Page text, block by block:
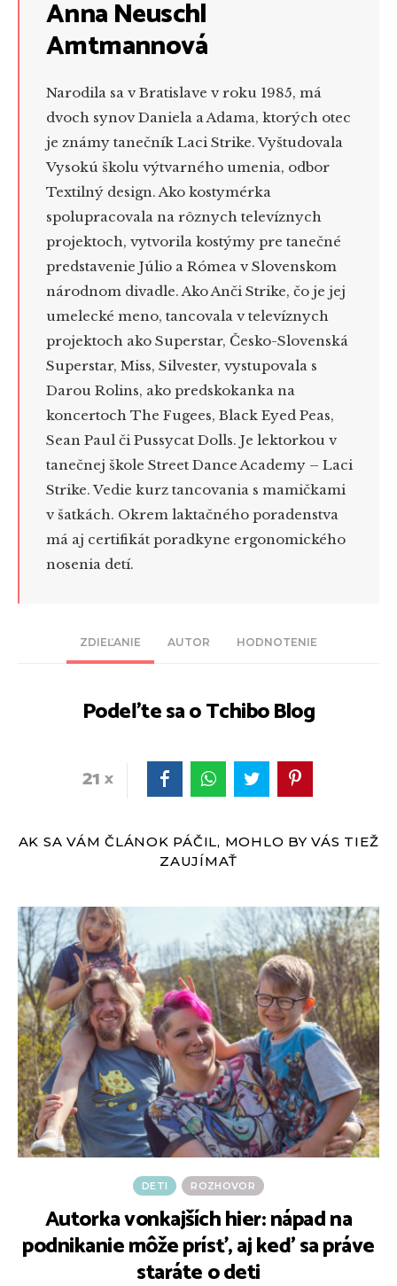
ZDIEĽANIE AUTOR HODNOTENIE
Podeľte sa o Tchibo Blog
21
Anna Neuschl
Amtmannová
Narodila sa v Bratislave v roku 1985, má
dvoch synov Daniela a Adama, ktorých otec
je známy tanečník Laci Strike. Vyštudovala
Vysokú školu výtvarného umenia, odbor
Textilný design. Ako kostymérka
spolupracovala na rôznych televíznych
projektoch, vytvorila kostýmy pre tanečné
predstavenie Júlio a Rómea v Slovenskom
národnom divadle. Ako Anči Strike, čo je jej
umelecké meno, tancovala v televíznych
projektoch ako Superstar, Česko-Slovenská
Superstar, Miss, Silvester, vystupovala s
Darou Rolins, ako predskokanka na
koncertoch The Fugees, Black Eyed Peas,
Sean Paul či Pussycat Dolls. Je lektorkou v
tanečnej škole Street Dance Academy – Laci
Strike. Vedie kurz tancovania s mamičkami
v šatkách. Okrem laktačného poradenstva
má aj certifikát poradkyne ergonomického
nosenia detí.
AK SA VÁM ČLÁNOK PÁČIL, MOHLO BY VÁS TIEŽ
ZAUJÍMAŤ
DETI ROZHOVOR
Autorka vonkajších hier: nápad na
podnikanie môže prísť, aj keď sa práve
staráte o deti